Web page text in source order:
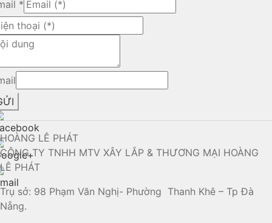
*
HOÀNG LÊ PHÁT
CÔNG TY TNHH MTV XÂY LẮP & THƯƠNG MẠI HOÀNG
LÊ PHÁT
Trụ sở: 98 Phạm Văn Nghị- Phường Thanh Khê – Tp Đà
Nẵng.